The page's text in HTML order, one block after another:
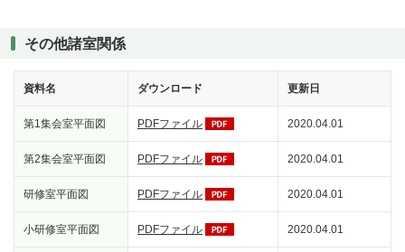
その他諸室関係
資料名 ダウンロード 更新日
第1集会室平面図 PDFファイル 2020.04.01
第2集会室平面図 PDFファイル 2020.04.01
研修室平面図 PDFファイル 2020.04.01
小研修室平面図 PDFファイル 2020.04.01